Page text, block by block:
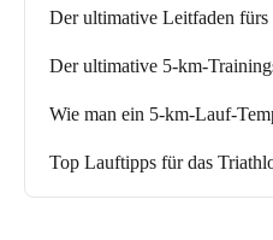
Der ultimative Leitfaden
Der ultimative 5-km-
Wie man ein 5-km-Lauf-
Top Lauftipps für das